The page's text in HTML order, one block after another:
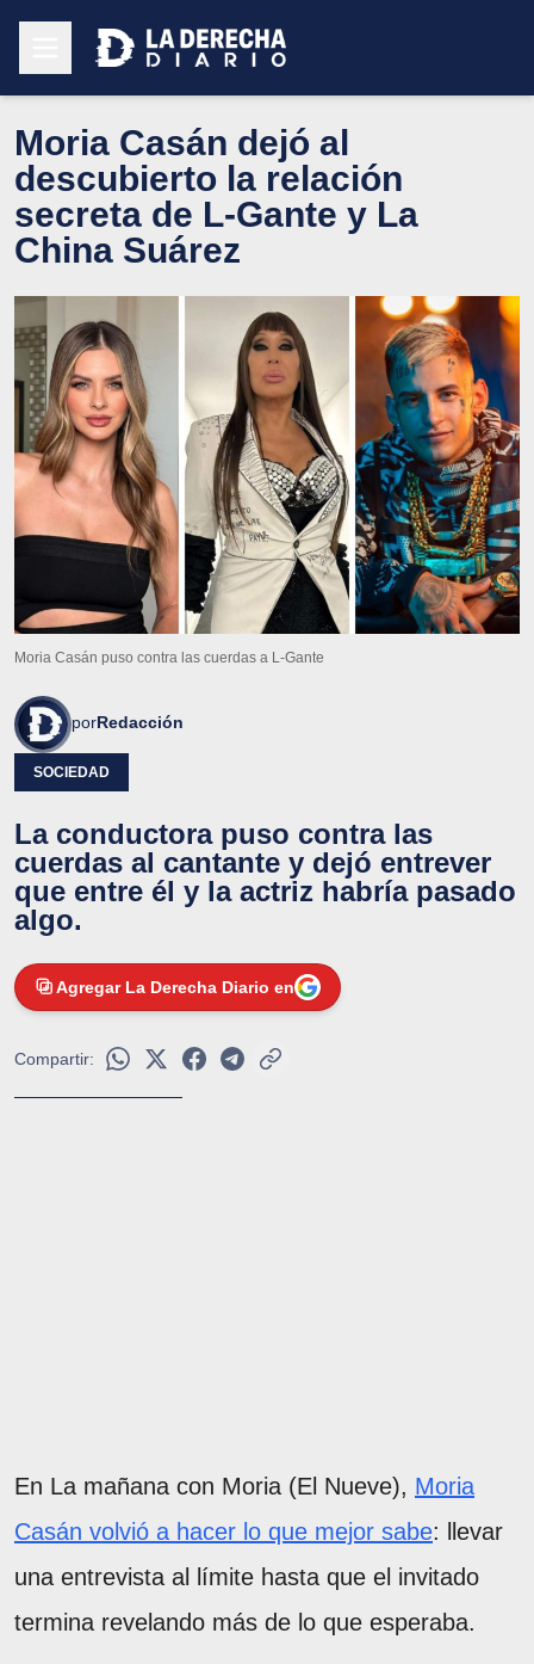
Moria Casán dejó al
descubierto la relación
secreta de L-Gante y La
China Suárez
Moria Casán puso contra las cuerdas a L-Gante
porRedacción
SOCIEDAD
La conductora puso contra las
cuerdas al cantante y dejó entrever
que entre él y la actriz habría pasado
algo.
Agregar La Derecha Diario en
Compartir:
En La mañana con Moria (El Nueve), Moria
Casán volvió a hacer lo que mejor sabe: llevar
una entrevista al límite hasta que el invitado
termina revelando más de lo que esperaba.